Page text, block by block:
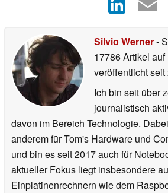
Silvio Werner-
17786 Artikel
veröffentlichtseit
Ich bin seit über
journalistisch
davon im Bereich Technologie.
anderem für Tom's Hardware und
und bin es seit 2017 auch für
aktueller Fokus liegt insbesondere
Einplatinenrechnern wie dem